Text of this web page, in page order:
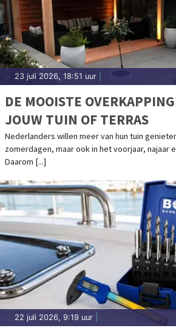
23 juli 2026, 18:51 uur
DE MOOISTE
JOUW TUIN OF TERRAS
Nederlanders willen meer van hun tuin
zomerdagen, maar ook in het voorjaar, najaar
Daarom [...]
22 juli 2026, 9:19 uur